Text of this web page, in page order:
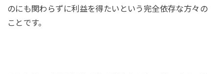
のにも関わらずに利益を得たいという完全依存な方々の
ことです。